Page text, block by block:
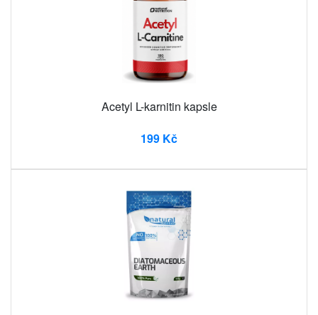
Acetyl L-karnitin kapsle
199 Kč